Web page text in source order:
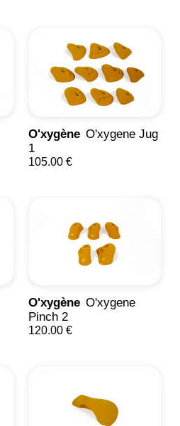
O'xygène O'xygene Jug
1
105.00 €
O'xygène O'xygene
Pinch 2
120.00 €